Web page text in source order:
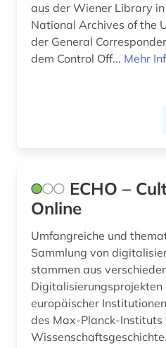
geheimdienst (2)
geistesgeschichte (1)
geschichte (19)
aus der Wiener Library
National Archives of the
der General
dem Control Off... Mehr
ECHO –
Online
Umfangreiche und
Sammlung von
stammen aus
Digitalisierungsprojekten
europäischer
des Max-Planck-Instituts
Wissenschaftsgeschichte.